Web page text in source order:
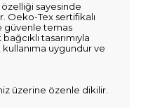
sayesinde
Oeko-Tex sertifikalı
güvenle temas
tasarımıyla
kullanıma uygundur ve
üzerine özenle dikilir.